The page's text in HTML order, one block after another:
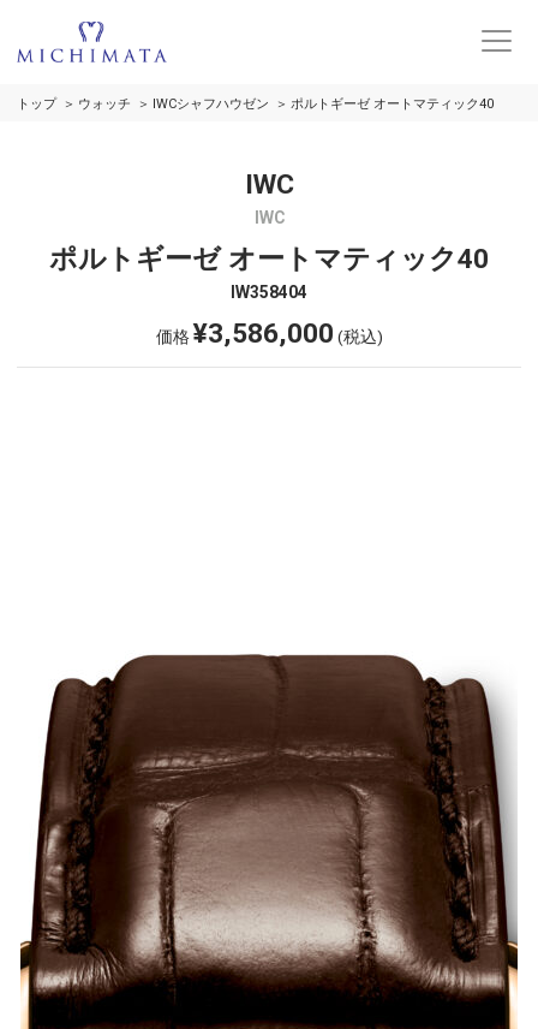
トップ ウォッチ IWCシャフハウゼン ポルトギーゼ オートマティック40
IWC
IWC
ポルトギーゼ オートマティック40
IW358404
価格¥3,586,000 (税込)